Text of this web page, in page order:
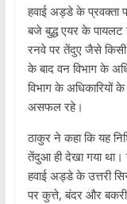
हवाई अड्डे के प्रवक्ता
बजे बुद्ध एयर के
रनवे पर तेंदुए जैसे
के बाद वन विभाग के
विभाग के अधिकारियों
असफल रहे।
ठाकुर ने कहा कि यह
तेंदुआ ही देखा गया था।
हवाई अड्डे के उत्तरी
पर कुत्ते, बंदर और